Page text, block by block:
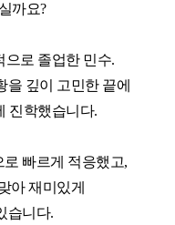
까요?
으로 졸업한 민수.
을 깊이 고민한 끝에
진학했습니다.
빠르게 적응했고,
아 재미있게
습니다.